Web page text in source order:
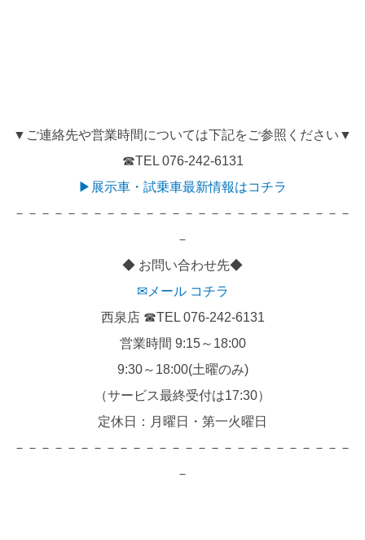
▼ご連絡先や営業時間については下記をご参照ください▼
☎TEL 076-242-6131
▶展示車・試乗車最新情報はコチラ
－－－－－－－－－－－－－－－－－－－－－－－－－－
－
◆ お問い合わせ先◆
✉メール コチラ
西泉店 ☎TEL 076-242-6131
営業時間 9:15～18:00
9:30～18:00(土曜のみ)
（サービス最終受付は17:30）
定休日：月曜日・第一火曜日
－－－－－－－－－－－－－－－－－－－－－－－－－－
－